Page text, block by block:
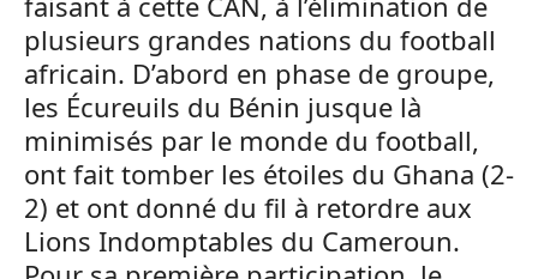
plusieurs grandes nations du football
africain. D’abord en phase de groupe,
les Écureuils du Bénin jusque là
minimisés par le monde du football,
ont fait tomber les étoiles du Ghana (2-
2) et ont donné du fil à retordre aux
Lions Indomptables du Cameroun.